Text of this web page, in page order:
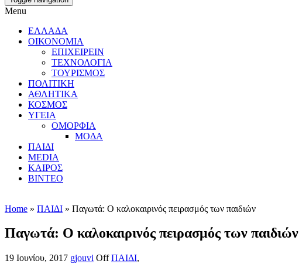
Menu
ΕΛΛΑΔΑ
ΟΙΚΟΝΟΜΙΑ
ΕΠΙΧΕΙΡΕΙΝ
ΤΕΧΝΟΛΟΓΙΑ
ΤΟΥΡΙΣΜΟΣ
ΠΟΛΙΤΙΚΗ
ΑΘΛΗΤΙΚΑ
ΚΟΣΜΟΣ
ΥΓΕΙΑ
ΟΜΟΡΦΙΑ
ΜΟΔΑ
ΠΑΙΔΙ
MEDIA
ΚΑΙΡΟΣ
ΒΙΝΤΕΟ
Home » ΠΑΙΔΙ » Παγωτά: Ο καλοκαιρινός πειρασμός των παιδιών
Παγωτά: Ο καλοκαιρινός πειρασμός των παιδιών
19 Ιουνίου, 2017 gjouvi Off ΠΑΙΔΙ,